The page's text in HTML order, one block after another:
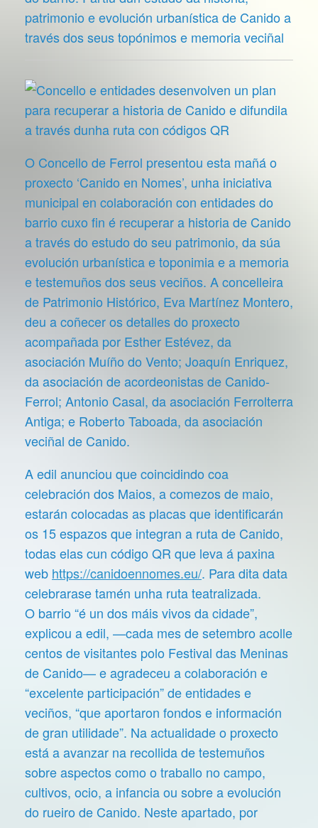
patrimonio e evolución urbanística de Canido a
través dos seus topónimos e memoria veciñal
O Concello de Ferrol presentou esta mañá o
proxecto ‘Canido en Nomes’, unha iniciativa
municipal en colaboración con entidades do
barrio cuxo fin é recuperar a historia de Canido
a través do estudo do seu patrimonio, da súa
evolución urbanística e toponimia e a memoria
e testemuños dos seus veciños. A concelleira
de Patrimonio Histórico, Eva Martínez Montero,
deu a coñecer os detalles do proxecto
acompañada por Esther Estévez, da
asociación Muíño do Vento; Joaquín Enriquez,
da asociación de acordeonistas de Canido-
Ferrol; Antonio Casal, da asociación Ferrolterra
Antiga; e Roberto Taboada, da asociación
veciñal de Canido.
A edil anunciou que coincidindo coa
celebración dos Maios, a comezos de maio,
estarán colocadas as placas que identificarán
os 15 espazos que integran a ruta de Canido,
todas elas cun código QR que leva á paxina
web https://canidoennomes.eu/. Para dita data
celebrarase tamén unha ruta teatralizada.
O barrio “é un dos máis vivos da cidade”,
explicou a edil, —cada mes de setembro acolle
centos de visitantes polo Festival das Meninas
de Canido— e agradeceu a colaboración e
“excelente participación” de entidades e
veciños, “que aportaron fondos e información
de gran utilidade”. Na actualidade o proxecto
está a avanzar na recollida de testemuños
sobre aspectos como o traballo no campo,
cultivos, ocio, a infancia ou sobre a evolución
do rueiro de Canido. Neste apartado, por